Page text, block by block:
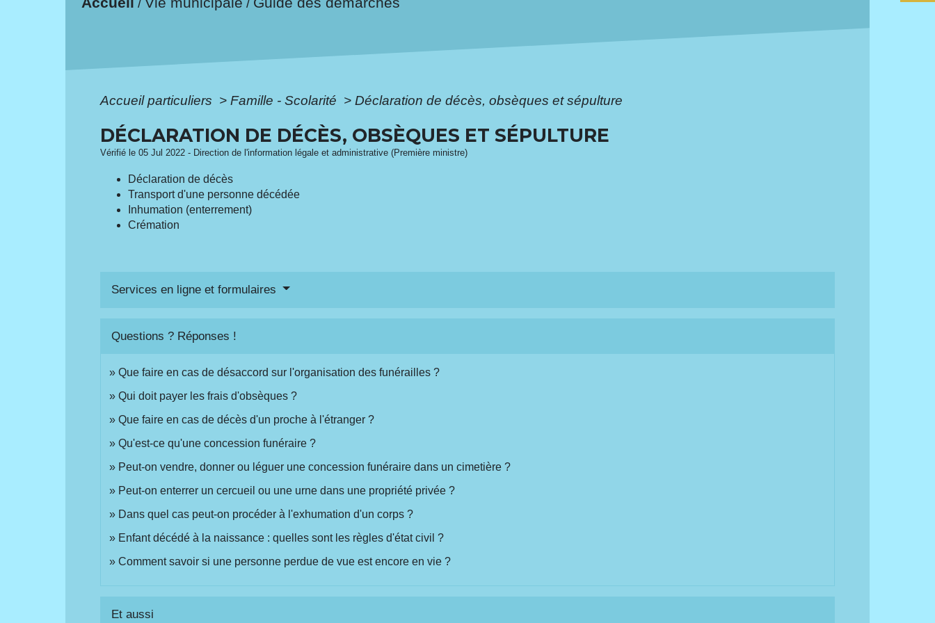
/ /
Accueil particuliers > Famille - Scolarité > Déclaration de décès, obsèques et sépulture
DÉCLARATION DE DÉCÈS, OBSÈQUES ET SÉPULTURE
Vérifié le 05 Jul 2022 - Direction de l'information légale et administrative (Première ministre)
Déclaration de décès
Transport d'une personne décédée
Inhumation (enterrement)
Crémation
Services en ligne et formulaires
Questions ? Réponses !
Que faire en cas de désaccord sur l'organisation des funérailles ?
Qui doit payer les frais d'obsèques ?
Que faire en cas de décès d'un proche à l'étranger ?
Qu'est-ce qu'une concession funéraire ?
Peut-on vendre, donner ou léguer une concession funéraire dans un cimetière ?
Peut-on enterrer un cercueil ou une urne dans une propriété privée ?
Dans quel cas peut-on procéder à l'exhumation d'un corps ?
Enfant décédé à la naissance : quelles sont les règles d'état civil ?
Comment savoir si une personne perdue de vue est encore en vie ?
Et aussi